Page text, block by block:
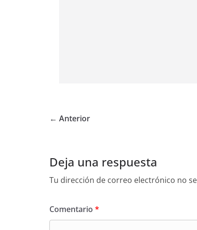
← Anterior
Deja una respuesta
Tu dirección de correo electrónico no
Comentario *